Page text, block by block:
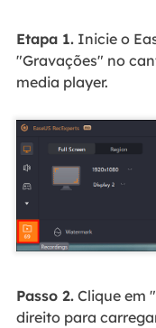
Etapa 1.Inicie o
"Gravações" no
media player.
Passo 2.Clique em
direito para